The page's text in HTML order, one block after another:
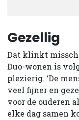
Gezellig
Dat klinkt
Duo-wonen is
plezierig. ‘De
veel fijner en
voor de ouderen
elke dag samen